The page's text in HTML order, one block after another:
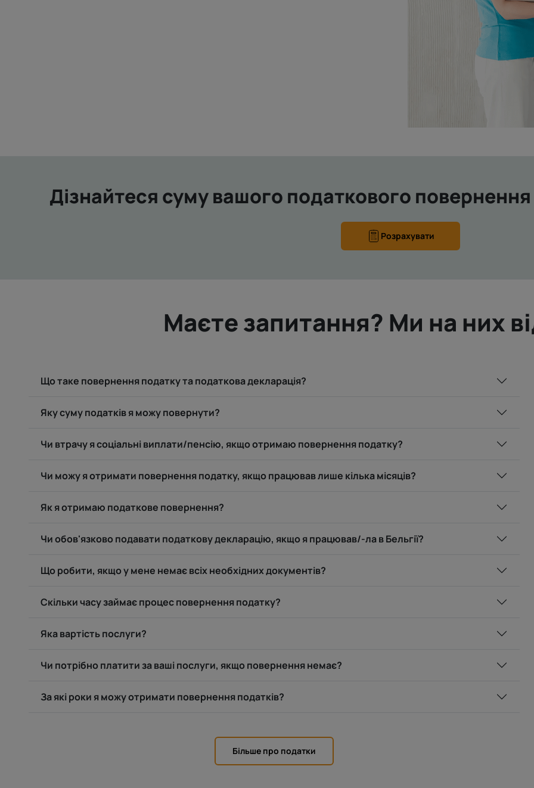
Дізнайтеся суму вашого податкового повернення
Розрахувати
Маєте запитання? Ми на них
Що таке повернення податку та податкова декларація?
Яку суму податків я можу повернути?
Чи втрачу я соціальні виплати/пенсію, якщо отримаю повернення податку?
Чи можу я отримати повернення податку, якщо працював лише кілька місяців?
Як я отримаю податкове повернення?
Чи обов'язково подавати податкову декларацію, якщо я працював/-ла в Бельгії?
Що робити, якщо у мене немає всіх необхідних документів?
Скільки часу займає процес повернення податку?
Яка вартість послуги?
Чи потрібно платити за ваші послуги, якщо повернення немає?
За які роки я можу отримати повернення податків?
Більше про податки